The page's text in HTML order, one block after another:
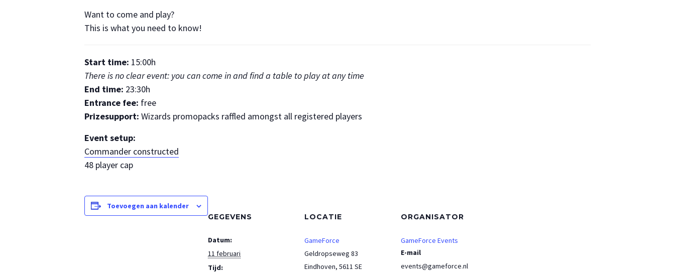
Want to come and play?
This is what you need to know!
Start time: 15:00h
There is no clear event: you can come in and find a table to play at any time
End time: 23:30h
Entrance fee: free
Prizesupport: Wizards promopacks raffled amongst all registered players
Event setup:
Commander constructed
48 player cap
Toevoegen aan kalender
GEGEVENS
Datum:
11 februari
Tijd:
LOCATIE
GameForce
Geldropseweg 83
Eindhoven, 5611 SE
ORGANISATOR
GameForce Events
E-mail
events@gameforce.nl